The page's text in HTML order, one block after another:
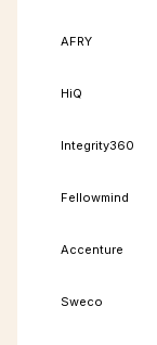
AFRY
HiQ
Integrity360
Fellowmind
Accenture
Sweco